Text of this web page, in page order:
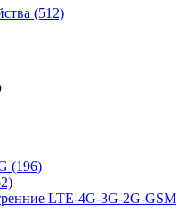
(512)
(196)
LTE-4G-3G-2G-GSM